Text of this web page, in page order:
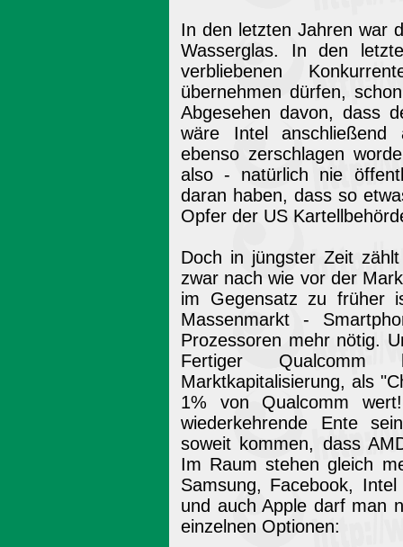
In den letzten Jahren war
Wasserglas. In den
verbliebenen
übernehmen dürfen,
Abgesehen davon, dass
wäre Intel anschließend
ebenso zerschlagen
also - natürlich nie
daran haben, dass so
Opfer der US
Doch in jüngster Zeit
zwar nach wie vor der
im Gegensatz zu früher
Massenmarkt -
Prozessoren mehr nötig.
Fertiger
Marktkapitalisierung, als
1% von Qualcomm
wiederkehrende Ente
soweit kommen, dass
Im Raum stehen gleich
Samsung, Facebook,
und auch Apple darf man
einzelnen Optionen: